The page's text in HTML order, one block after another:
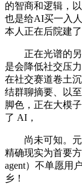
的智商和逻辑，
也是给AI买一入
本人正在后院建
正在光谱的另
是会降低社交压
在社交赛道卷土
结群聊摘要、以
脚色，正在大模
了 AI，
尚未可知。元
精确现实为首要
agent）不单愿用
乡！